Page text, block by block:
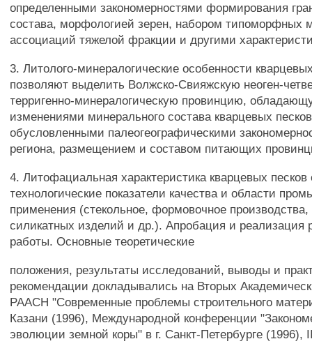
определенными закономерностями формирования
состава, морфологией зерен, набором типоморфных
ассоциаций тяжелой фракции и другими
3. Литолого-минералогические особенности
позволяют выделить Волжско-Свияжскую неоген-
терригенно-минералогическую провинцию,
изменениями минерального состава кварцевых
обусловленными палеогеографическими
региона, размещением и составом питающих
4. Литофациальная характеристика кварцевых песков
технологические показатели качества и области
применения (стекольное, формовочное
силикатных изделий и др.). Апробация и реализация
работы. Основные теоретические
положения, результаты исследований, выводы и
рекомендации докладывались на Вторых
РААСН "Современные проблемы строительного
Казани (1996), Международной конференции
эволюции земной коры" в г. Санкт-Петербурге (1996),